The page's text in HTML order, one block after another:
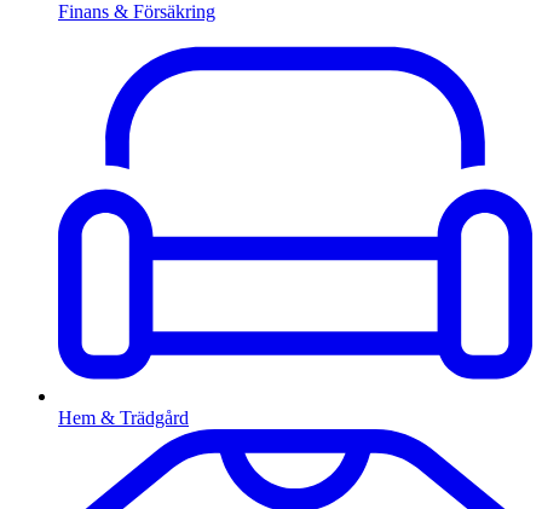
Finans & Försäkring
Hem & Trädgård